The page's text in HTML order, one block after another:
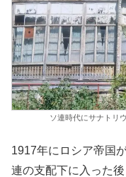
ソ連時代にサナトリ
1917年にロシア帝国
連の支配下に入った